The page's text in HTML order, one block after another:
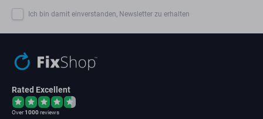
Ich bin damit einverstanden, Newsletter zu erhalten
Rated Excellent
Over1000reviews